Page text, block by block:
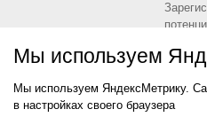
Мы используем
Мы используем ЯндексМетрику.
в настройках своего браузера
©
О